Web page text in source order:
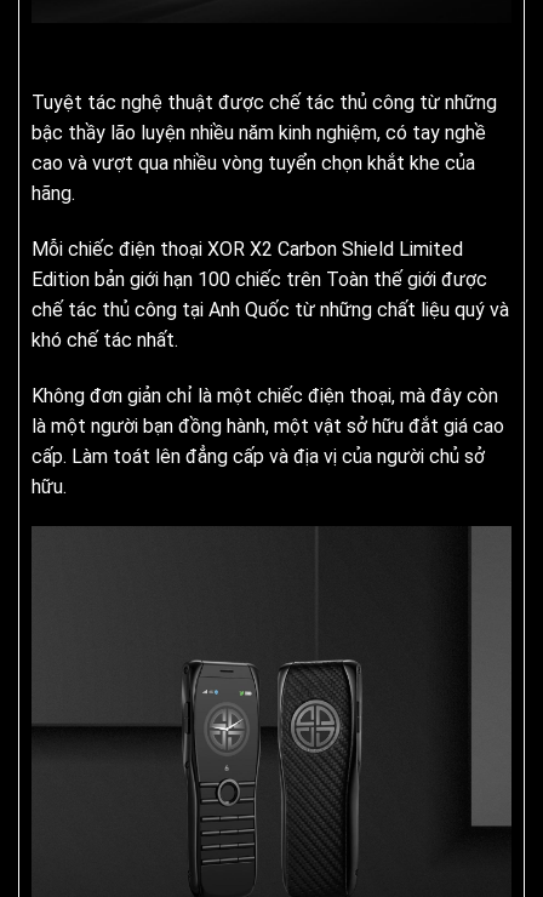
Tuyệt tác nghệ thuật được chế tác thủ công từ những
bậc thầy lão luyện nhiều năm kinh nghiệm, có tay nghề
cao và vượt qua nhiều vòng tuyển chọn khắt khe của
hãng.
Mỗi chiếc điện thoại XOR X2 Carbon Shield Limited
Edition bản giới hạn 100 chiếc trên Toàn thế giới được
chế tác thủ công tại Anh Quốc từ những chất liệu quý và
khó chế tác nhất.
Không đơn giản chỉ là một chiếc điện thoại, mà đây còn
là một người bạn đồng hành, một vật sở hữu đắt giá cao
cấp. Làm toát lên đẳng cấp và địa vị của người chủ sở
hữu.